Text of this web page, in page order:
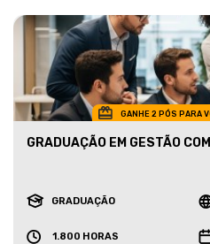
GANHE 2 PÓS PARA
GRADUAÇÃO EM GESTÃO
GRADUAÇÃO
1.800 HORAS